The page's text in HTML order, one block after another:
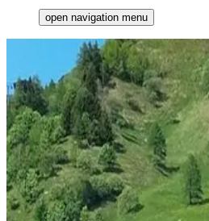
open navigation menu